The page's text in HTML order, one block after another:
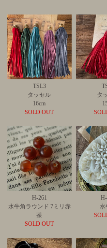
TSL3
タッセル
16cm
SOLD OUT
タ
H-261
水牛角ラウンド 7ミリ赤
茶
SOLD OUT
水